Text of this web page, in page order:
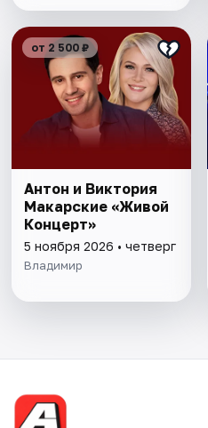
от 2 500 ₽
Антон и Виктория
Макарские «Живой
Концерт»
5 ноября 2026 • четверг
Владимир